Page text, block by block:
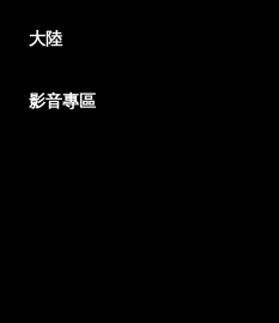
大陸
影音專區